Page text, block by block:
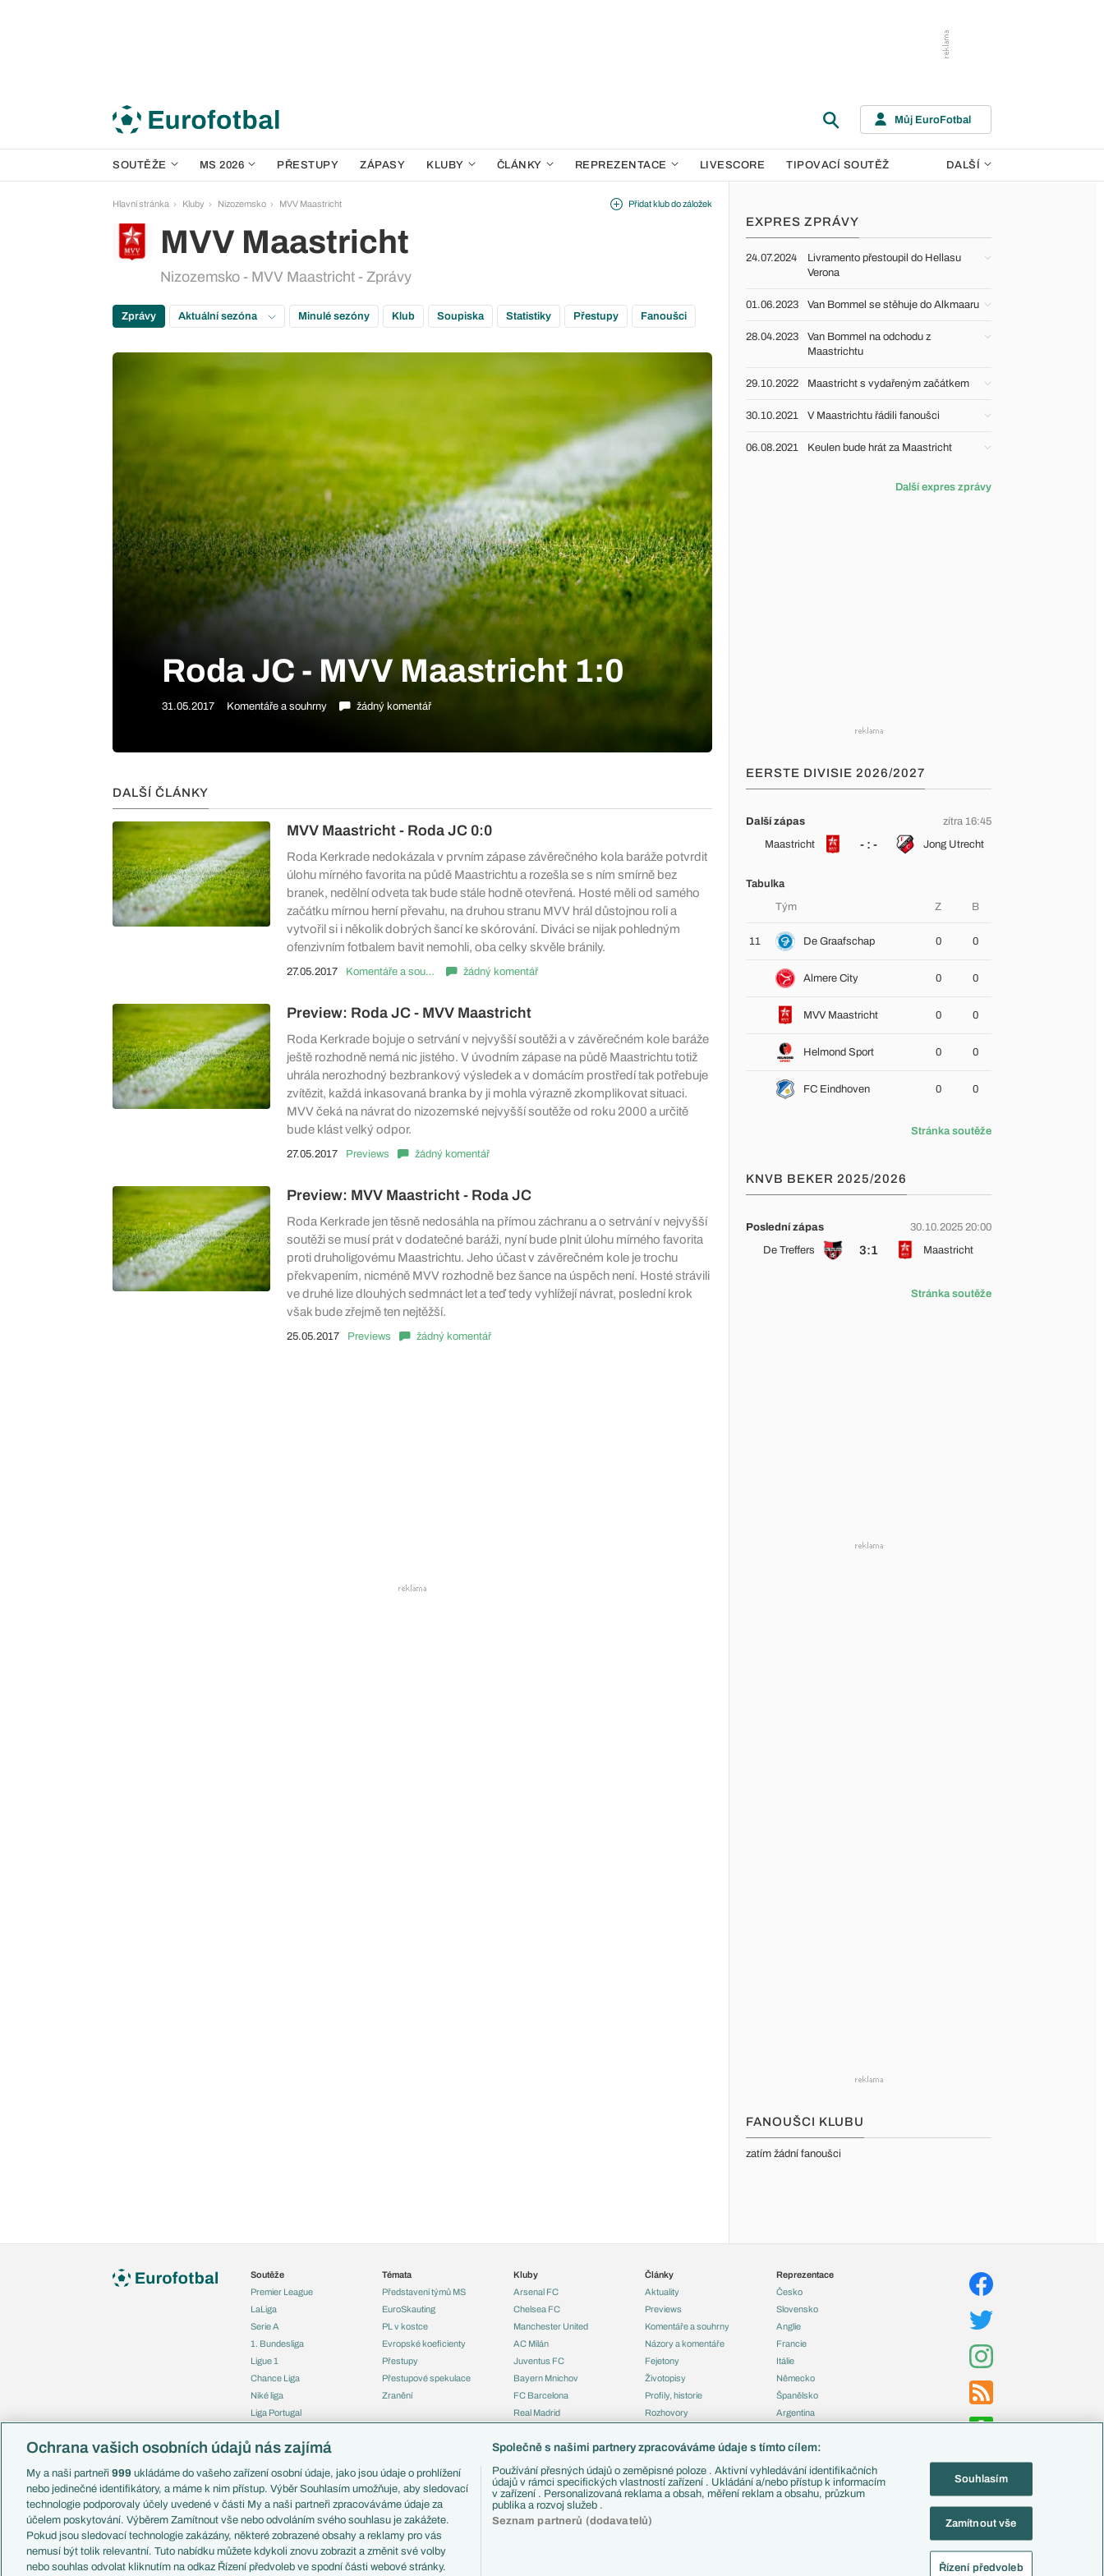
Můj EuroFotbal
SOUTĚŽE MS 2026 PŘESTUPY ZÁPASY KLUBY ČLÁNKY REPREZENTACE LIVESCORE TIPOVACÍ SOUTĚŽ DALŠÍ
Hlavní stránka Kluby Nizozemsko MVV Maastricht
MVV Maastricht
Nizozemsko - MVV Maastricht - Zprávy
Přidat klub do záložek
Zprávy Aktuální sezóna Minulé sezóny Klub Soupiska Statistiky Přestupy Fanoušci
Roda JC - MVV Maastricht 1:0
31.05.2017 Komentáře a souhrny žádný komentář
DALŠÍ ČLÁNKY
MVV Maastricht - Roda JC 0:0
Roda Kerkrade nedokázala v prvním zápase závěrečného kola baráže potvrdit
úlohu mírného favorita na půdě Maastrichtu a rozešla se s ním smírně bez
branek, nedělní odveta tak bude stále hodně otevřená. Hosté měli od samého
začátku mírnou herní převahu, na druhou stranu MVV hrál důstojnou roli a
vytvořil si i několik dobrých šancí ke skórování. Diváci se nijak pohledným
ofenzivním fotbalem bavit nemohli, oba celky skvěle bránily.
27.05.2017 Komentáře a souhrny žádný komentář
Preview: Roda JC - MVV Maastricht
Roda Kerkrade bojuje o setrvání v nejvyšší soutěži a v závěrečném kole baráže
ještě rozhodně nemá nic jistého. V úvodním zápase na půdě Maastrichtu totiž
uhrála nerozhodný bezbrankový výsledek a v domácím prostředí tak potřebuje
zvítězit, každá inkasovaná branka by ji mohla výrazně zkomplikovat situaci.
MVV čeká na návrat do nizozemské nejvyšší soutěže od roku 2000 a určitě
bude klást velký odpor.
27.05.2017 Previews žádný komentář
Preview: MVV Maastricht - Roda JC
Roda Kerkrade jen těsně nedosáhla na přímou záchranu a o setrvání v nejvyšší
soutěži se musí prát v dodatečné baráži, nyní bude plnit úlohu mírného favorita
proti druholigovému Maastrichtu. Jeho účast v závěrečném kole je trochu
překvapením, nicméně MVV rozhodně bez šance na úspěch není. Hosté strávili
ve druhé lize dlouhých sedmnáct let a teď tedy vyhlížejí návrat, poslední krok
však bude zřejmě ten nejtěžší.
25.05.2017 Previews žádný komentář
EXPRES ZPRÁVY
24.07.2024
Livramento přestoupil do Hellasu
Verona
01.06.2023 Van Bommel se stěhuje do Alkmaaru
28.04.2023
Van Bommel na odchodu z
Maastrichtu
29.10.2022 Maastricht s vydařeným začátkem
30.10.2021 V Maastrichtu řádili fanoušci
06.08.2021 Keulen bude hrát za Maastricht
Další expres zprávy
EERSTE DIVISIE 2026/2027
Další zápas
zítra 16:45
Maastricht
- : - Jong Utrecht
Tabulka
Tým
Z B
11 De Graafschap 0 0
Almere City 0 0
MVV Maastricht 0 0
Helmond Sport 0 0
FC Eindhoven 0 0
Stránka soutěže
KNVB BEKER 2025/2026
Poslední zápas
30.10.2025 20:00
De Treffers
3:1 Maastricht
Stránka soutěže
FANOUŠCI KLUBU
zatím žádní fanoušci
Soutěže
Premier League
LaLiga
Serie A
1. Bundesliga
Ligue 1
Chance Liga
Niké liga
Liga Portugal
Liga mistrů
Mistrovství světa
Liga národů
Témata
Představení týmů MS
EuroSkauting
PL v kostce
Evropské koeficienty
Přestupy
Přestupové spekulace
Zranění
Kluby
Arsenal FC
Chelsea FC
Manchester United
AC Milán
Juventus FC
Bayern Mnichov
FC Barcelona
Real Madrid
Články
Aktuality
Previews
Komentáře a souhrny
Názory a komentáře
Fejetony
Životopisy
Profily, historie
Rozhovory
Reprezentace
Česko
Slovensko
Anglie
Francie
Itálie
Německo
Španělsko
Argentina
Zápasy
Livescore
Ochrana vašich osobních údajů nás zajímá
My a naši partneři 999 ukládáme do vašeho zařízení osobní údaje, jako jsou údaje o prohlížení
nebo jedinečné identifikátory, a máme k nim přístup. Výběr Souhlasím umožňuje, aby sledovací
technologie podporovaly účely uvedené v části My a naši partneři zpracováváme údaje za
účelem poskytování. Výběrem Zamítnout vše nebo odvoláním svého souhlasu je zakážete.
Pokud jsou sledovací technologie zakázány, některé zobrazené obsahy a reklamy pro vás
nemusí být tolik relevantní. Tuto nabídku můžete kdykoli znovu zobrazit a změnit své volby
nebo souhlas odvolat kliknutím na odkaz Řízení předvoleb ve spodní části webové stránky.
Společně s našimi partnery zpracováváme údaje s tímto cílem:
Používání přesných údajů o zeměpisné poloze . Aktivní vyhledávání identifikačních
údajů v rámci specifických vlastností zařízení . Ukládání a/nebo přístup k informacím
v zařízení . Personalizovaná reklama a obsah, měření reklam a obsahu, průzkum
publika a rozvoj služeb .
Seznam partnerů (dodavatelů)
Souhlasím
Zamítnout vše
Řízení předvoleb